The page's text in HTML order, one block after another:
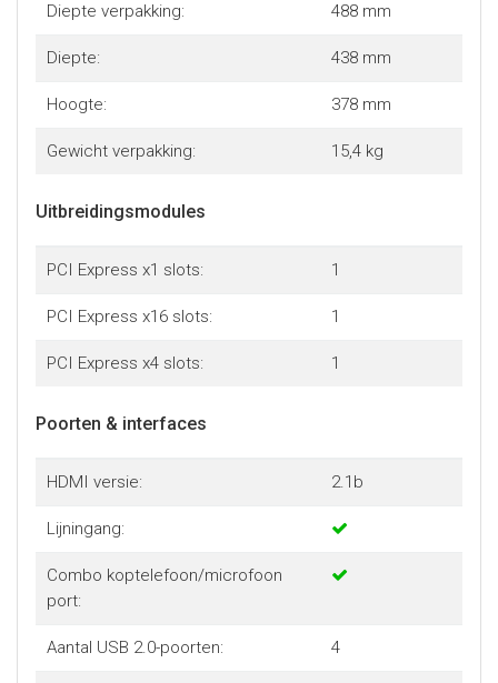
Diepte verpakking: 488 mm
Diepte: 438 mm
Hoogte: 378 mm
Gewicht verpakking: 15,4 kg
Uitbreidingsmodules
PCI Express x1 slots: 1
PCI Express x16 slots: 1
PCI Express x4 slots: 1
Poorten & interfaces
HDMI versie: 2.1b
Lijningang:
Combo koptelefoon/microfoon
port:
Aantal USB 2.0-poorten: 4